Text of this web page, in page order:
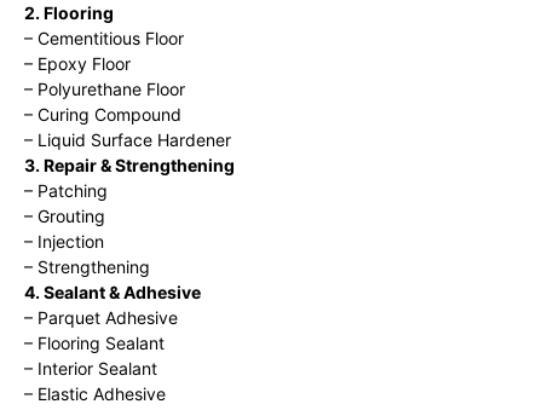
2. Flooring
– Cementitious Floor
– Epoxy Floor
– Polyurethane Floor
– Curing Compound
– Liquid Surface Hardener
3. Repair & Strengthening
– Patching
– Grouting
– Injection
– Strengthening
4. Sealant & Adhesive
– Parquet Adhesive
– Flooring Sealant
– Interior Sealant
– Elastic Adhesive